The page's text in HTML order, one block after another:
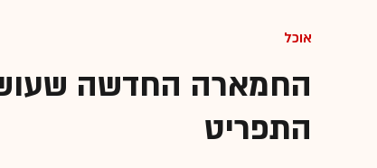
אוכל
החמארה החדשה
התפריט